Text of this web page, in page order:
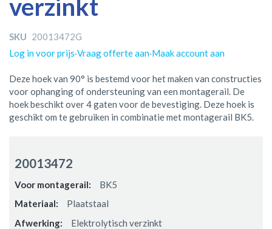
verzinkt
SKU 20013472G
Log in voor prijs·Vraag offerte aan·Maak account aan
Deze hoek van 90° is bestemd voor het maken van constructies
voor ophanging of ondersteuning van een montagerail. De
hoek beschikt over 4 gaten voor de bevestiging. Deze hoek is
geschikt om te gebruiken in combinatie met montagerail BK5.
afbeeldingen-
gallerij
afbeeldingen-
gallerij
20013472
BK5
Plaatstaal
Elektrolytisch verzinkt